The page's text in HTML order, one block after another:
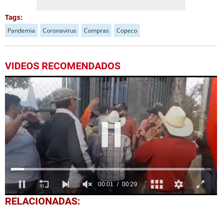
Tags:
Pandemia Coronavirus Compras Copeco
VIDEOS RECOMENDADOS
0
seconds
RELACIONADAS: